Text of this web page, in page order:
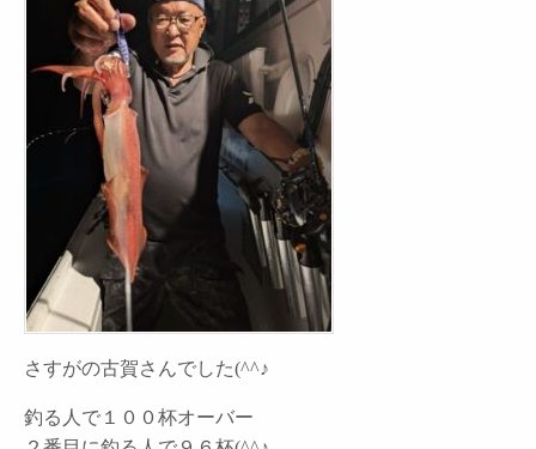
さすがの古賀さんでした(^^♪
釣る人で１００杯オーバー